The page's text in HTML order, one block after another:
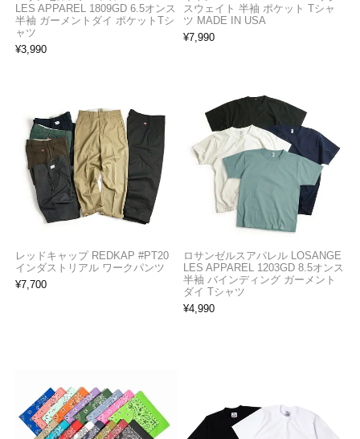
LES APPAREL 1809GD 6.5オンス
半袖 ガーメントダイ ポケットTシ
ャツ
¥3,990
スウェイト 半袖 ポケット Tシャ
ツ MADE IN USA
¥7,990
レッドキャップ REDKAP #PT20
インダストリアル ワークパンツ
¥7,700
ロサンゼルスアパレル LOSANGE
LES APPAREL 1203GD 8.5オンス
半袖 バインディング ガーメント
ダイ Tシャツ
¥4,990